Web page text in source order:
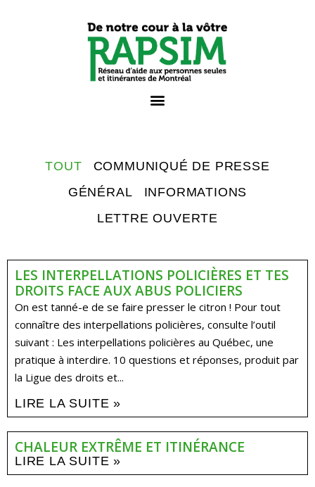
COMMUNIQUÉ DE PRESSE
GÉNÉRAL
INFORMATIONS
LETTRE OUVERTE
TOUT
LES INTERPELLATIONS POLICIÈRES ET TES
DROITS FACE AUX ABUS POLICIERS
On est tanné-e de se faire presser le citron ! Pour tout
connaître des interpellations policières, consulte l’outil
suivant : Les interpellations policières au Québec, une
pratique à interdire. 10 questions et réponses, produit par
la Ligue des droits et...
LIRE LA SUITE »
CHALEUR EXTRÊME ET ITINÉRANCE
LIRE LA SUITE »